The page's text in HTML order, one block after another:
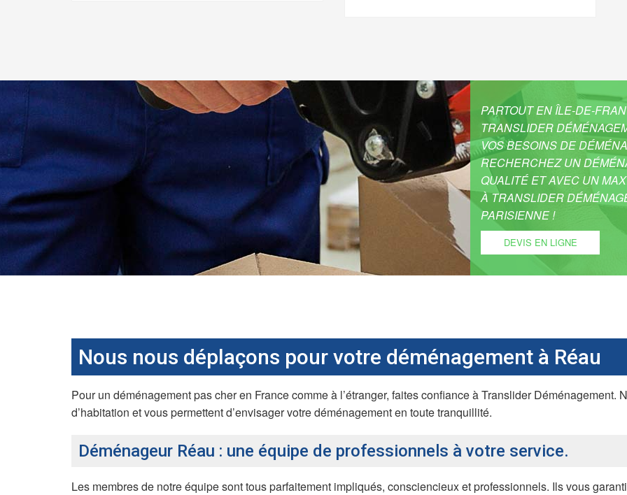
PARTOUT EN ÎLE-DE-
TRANSLIDER
VOS BESOINS DE
RECHERCHEZ UN
QUALITÉ ET AVEC UN
À TRANSLIDER
PARISIENNE !
DEVIS EN LIGNE
Nous nous déplaçons pour votre déménagement à Réau
Pour un déménagement pas cher en France comme à l’étranger, faites confiance à Translider Déménagement.
d’habitation et vous permettent d’envisager votre déménagement en toute tranquillité.
Déménageur Réau : une équipe de professionnels à votre service.
Les membres de notre équipe sont tous parfaitement impliqués, consciencieux et professionnels. Ils vous